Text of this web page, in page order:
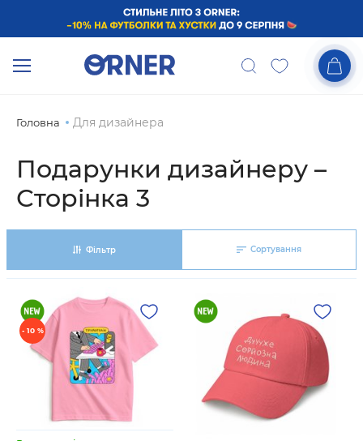
Головна Для дизайнера
Подарунки дизайнеру –
Сторінка 3
Фільтр Сортування
- 10 %